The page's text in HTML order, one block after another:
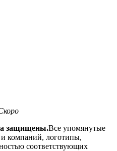
защищены.Все упомянутые
и компаний, логотипы,
соответствующих